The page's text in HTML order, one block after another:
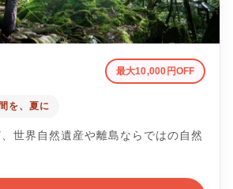
最大10,000円OFF
を、夏に
世界自然遺産や離島ならではの自然